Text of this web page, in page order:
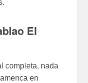
El
completa, nada
en